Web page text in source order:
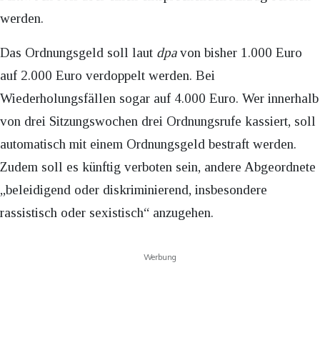
werden.
Das Ordnungsgeld soll laut dpavon bisher 1.000 Euro
auf 2.000 Euro verdoppelt werden. Bei
Wiederholungsfällen sogar auf 4.000 Euro. Wer innerhalb
von drei Sitzungswochen drei Ordnungsrufe kassiert, soll
automatisch mit einem Ordnungsgeld bestraft werden.
Zudem soll es künftig verboten sein, andere Abgeordnete
„beleidigend oder diskriminierend, insbesondere
rassistisch oder sexistisch“ anzugehen.
Werbung